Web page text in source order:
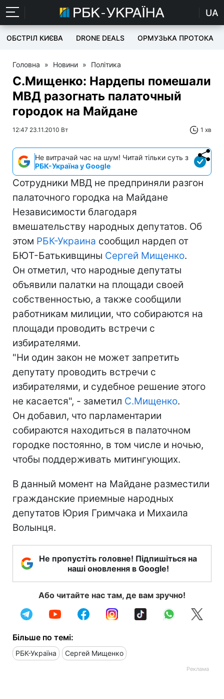
UA
ОБСТРІЛ КИЄВА DRONE DEALS ОРМУЗЬКА ПРОТОКА
Головна » Новини » Політика
С.Мищенко: Нардепы помешали
МВД разогнать палаточный
городок на Майдане
12:47 23.11.2010 Вт 1 хв
Не витрачай час на шум! Читай тільки суть з
РБК-Україна у Google
Сотрудники МВД не предприняли разгон
палаточного городка на Майдане
Независимости благодаря
вмешательству народных депутатов. Об
этом РБК-Украина сообщил нардеп от
БЮТ-Батькивщины Сергей Мищенко.
Он отметил, что народные депутаты
объявили палатки на площади своей
собственностью, а также сообщили
работникам милиции, что собираются на
площади проводить встречи с
избирателями.
"Ни один закон не может запретить
депутату проводить встречи с
избирателями, и судебное решение этого
не касается", - заметил С.Мищенко.
Он добавил, что парламентарии
собираются находиться в палаточном
городке постоянно, в том числе и ночью,
чтобы поддерживать митингующих.
В данный момент на Майдане разместили
гражданские приемные народных
депутатов Юрия Гримчака и Михаила
Волынця.
Не пропустіть головне! Підпишіться на
наші оновлення в Google!
Або читайте нас там, де вам зручно!
Більше по темі:
РБК-Україна Сергей Мищенко